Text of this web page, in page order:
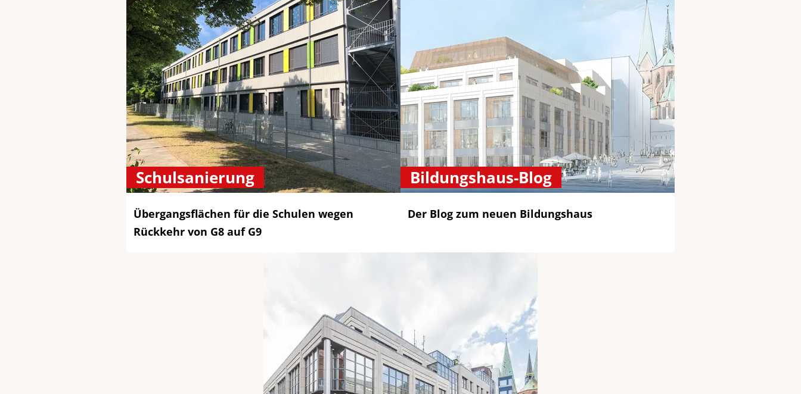
Schulsanierung
Übergangsflächen für die Schulen wegen
Rückkehr von G8 auf G9
Bildungshaus-Blog
Der Blog zum neuen Bildungshaus